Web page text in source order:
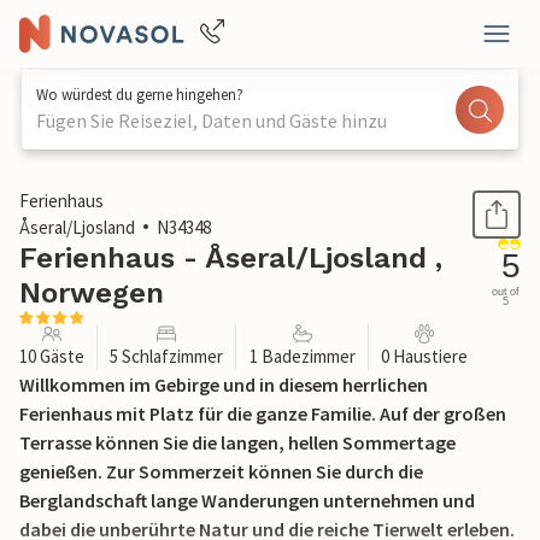
Wo würdest du gerne hingehen?
Fügen Sie Reiseziel, Daten und Gäste hinzu
1 / 26
Ferienhaus
Åseral/Ljosland
N34348
Ferienhaus - Åseral/Ljosland ,
Norwegen
5
out of
5
10 Gäste 5 Schlafzimmer 1 Badezimmer 0 Haustiere
Willkommen im Gebirge und in diesem herrlichen
Ferienhaus mit Platz für die ganze Familie. Auf der großen
Terrasse können Sie die langen, hellen Sommertage
genießen. Zur Sommerzeit können Sie durch die
Berglandschaft lange Wanderungen unternehmen und
dabei die unberührte Natur und die reiche Tierwelt erleben.